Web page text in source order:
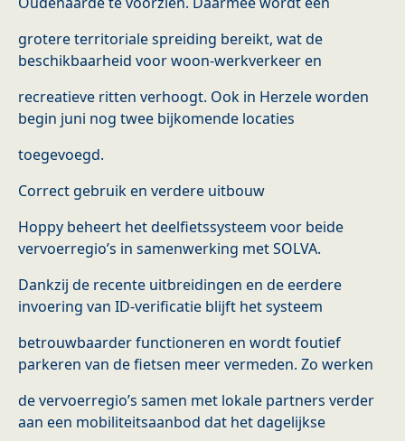
grotere territoriale spreiding bereikt, wat de
beschikbaarheid voor woon-werkverkeer en
recreatieve ritten verhoogt. Ook in Herzele worden
begin juni nog twee bijkomende locaties
toegevoegd.
Correct gebruik en verdere uitbouw
Hoppy beheert het deelfietssysteem voor beide
vervoerregio’s in samenwerking met SOLVA.
Dankzij de recente uitbreidingen en de eerdere
invoering van ID-verificatie blijft het systeem
betrouwbaarder functioneren en wordt foutief
parkeren van de fietsen meer vermeden. Zo werken
de vervoerregio’s samen met lokale partners verder
aan een mobiliteitsaanbod dat het dagelijkse